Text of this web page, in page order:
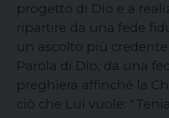
progetto di Dio e a
ripartire da una fede
un ascolto più
Parola di Dio, da una
preghiera affinché la
ciò che Lui vuole: “